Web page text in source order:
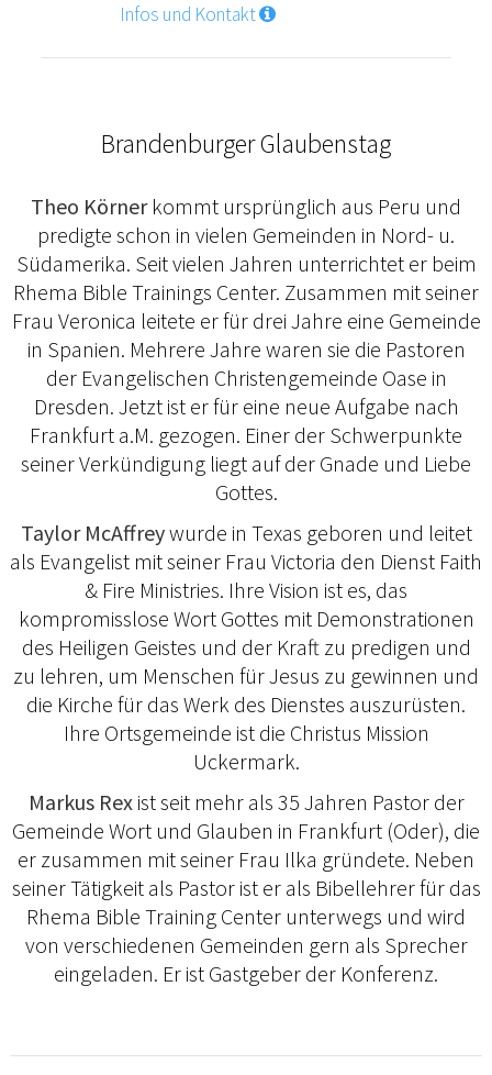
Infos und Kontakt
Brandenburger Glaubenstag
Theo Körnerkommt ursprünglich aus Peru und
predigte schon in vielen Gemeinden in Nord- u.
Südamerika. Seit vielen Jahren unterrichtet er beim
Rhema Bible Trainings Center. Zusammen mit seiner
Frau Veronica leitete er für drei Jahre eine Gemeinde
in Spanien. Mehrere Jahre waren sie die Pastoren
der Evangelischen Christengemeinde Oase in
Dresden. Jetzt ist er für eine neue Aufgabe nach
Frankfurt a.M. gezogen. Einer der Schwerpunkte
seiner Verkündigung liegt auf der Gnade und Liebe
Gottes.
Taylor McAffreywurde in Texas geboren und leitet
als Evangelist mit seiner Frau Victoria den Dienst Faith
& Fire Ministries. Ihre Vision ist es, das
kompromisslose Wort Gottes mit Demonstrationen
des Heiligen Geistes und der Kraft zu predigen und
zu lehren, um Menschen für Jesus zu gewinnen und
die Kirche für das Werk des Dienstes auszurüsten.
Ihre Ortsgemeinde ist die Christus Mission
Uckermark.
Markus Rexist seit mehr als 35 Jahren Pastor der
Gemeinde Wort und Glauben in Frankfurt (Oder), die
er zusammen mit seiner Frau Ilka gründete. Neben
seiner Tätigkeit als Pastor ist er als Bibellehrer für das
Rhema Bible Training Center unterwegs und wird
von verschiedenen Gemeinden gern als Sprecher
eingeladen. Er ist Gastgeber der Konferenz.